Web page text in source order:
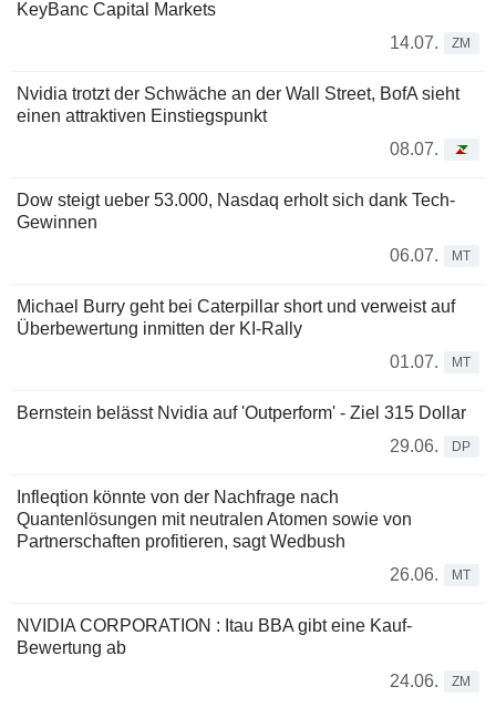
KeyBanc Capital Markets
14.07.
ZM
Nvidia trotzt der Schwäche an der Wall Street, BofA sieht
einen attraktiven Einstiegspunkt
08.07.
Dow steigt ueber 53.000, Nasdaq erholt sich dank Tech-
Gewinnen
06.07.
MT
Michael Burry geht bei Caterpillar short und verweist auf
Überbewertung inmitten der KI-Rally
01.07.
MT
Bernstein belässt Nvidia auf 'Outperform' - Ziel 315 Dollar
29.06.
DP
Infleqtion könnte von der Nachfrage nach
Quantenlösungen mit neutralen Atomen sowie von
Partnerschaften profitieren, sagt Wedbush
26.06.
MT
NVIDIA CORPORATION : Itau BBA gibt eine Kauf-
Bewertung ab
24.06.
ZM